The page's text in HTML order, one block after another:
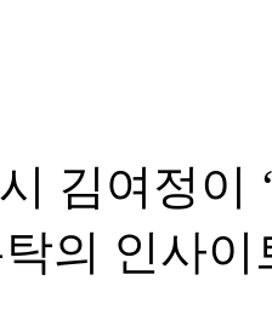
김여정이
의 인사이